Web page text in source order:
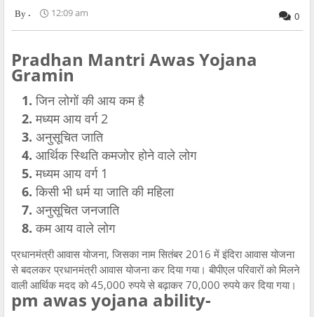
. 12:09 am 0
Pradhan Mantri Awas Yojana
Gramin
जिन लोगों की आय कम है
मध्यम आय वर्ग 2
अनुसूचित जाति
आर्थिक स्थिति कमजोर होने वाले लोग
मध्यम आय वर्ग 1
किसी भी धर्म या जाति की महिला
अनुसूचित जनजाति
कम आय वाले लोग
प्रधानमंत्री आवास योजना, जिसका नाम सितंबर 2016 में इंदिरा आवास योजना
से बदलकर प्रधानमंत्री आवास योजना कर दिया गया। बीपीएल परिवारों को मिलने
वाली आर्थिक मदद को 45,000 रुपये से बढ़ाकर 70,000 रुपये कर दिया गया।
pm awas yojana ability-